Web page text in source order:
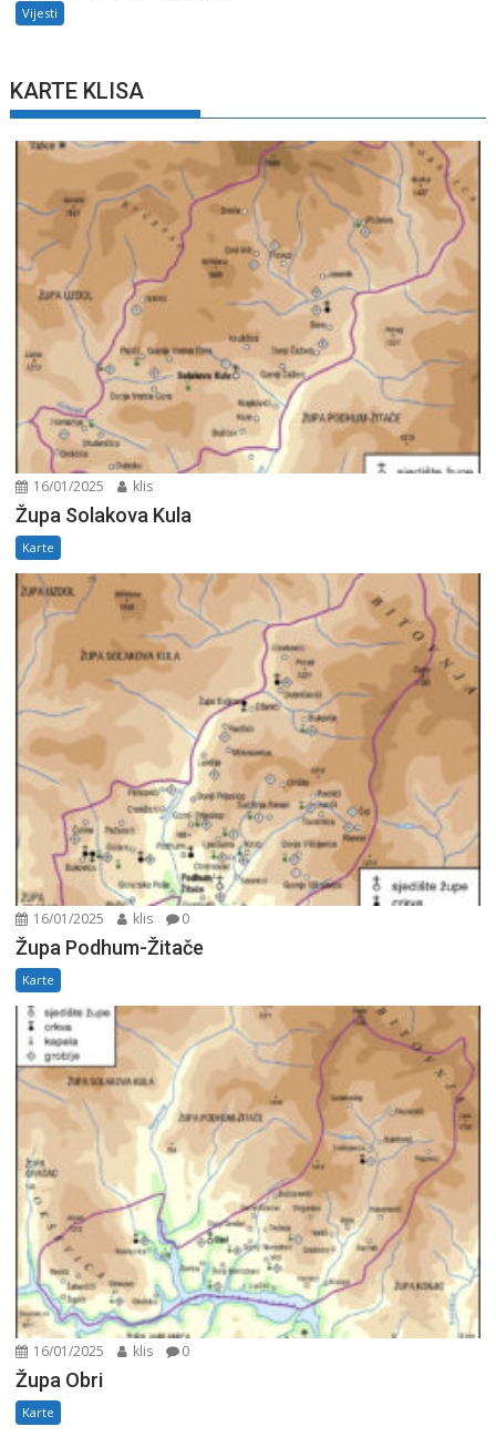
Vijesti
KARTE KLISA
16/01/2025 klis
Župa Solakova Kula
Karte
16/01/2025 klis 0
Župa Podhum-Žitače
Karte
16/01/2025 klis 0
Župa Obri
Karte